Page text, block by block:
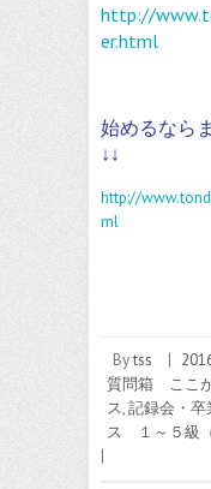
http://
er.html
始めるなら
↓↓
http://
ml
Bytss |
質問箱 ここ
ス,記録会・卒
ス １～５級（
|